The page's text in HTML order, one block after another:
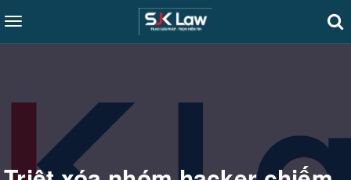
Toggle
navigation